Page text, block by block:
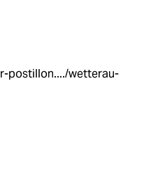
postillon..../wetterau-